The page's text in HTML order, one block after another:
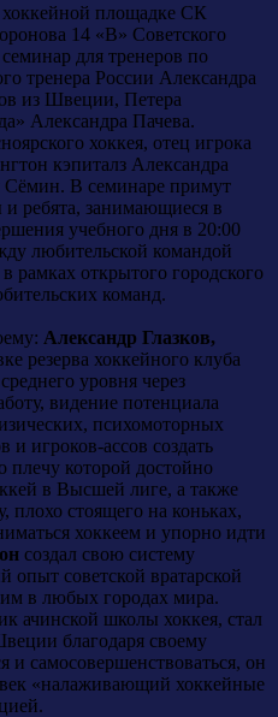
хоккейной площадке СК
14 «В» Советского
для тренеров по
тренера России Александра
из Швеции, Петера
Александра Пачева.
хоккея, отец игрока
кэпиталз Александра
В семинаре примут
и ребята, занимающиеся в
учебного дня в 20:00
любительской командой
рамках открытого городского
команд.
Александр Глазков,
резерва хоккейного клуба
уровня через
видение потенциала
психомоторных
и игроков-ассов создать
плечу которой достойно
в Высшей лиге, а также
плохо стоящего на коньках,
хоккеем и упорно идти
создал свою систему
опыт советской вратарской
в любых городах мира.
ачинской школы хоккея, стал
благодаря своему
и самосовершенствоваться, он
«налаживающий хоккейные